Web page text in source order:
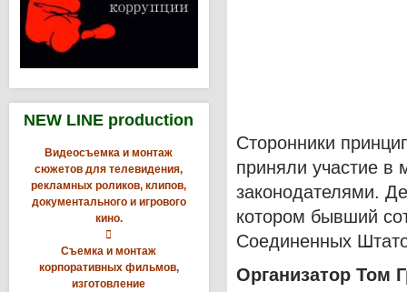
NEW LINE production
Видеосъемка и монтаж
сюжетов для телевидения,
рекламных роликов, клипов,
документального и игрового
кино.

Съемка и монтаж
корпоративных фильмов,
изготовление
Сторонники
приняли участие в
законодателями.
котором бывший
Соединенных
Организатор Том